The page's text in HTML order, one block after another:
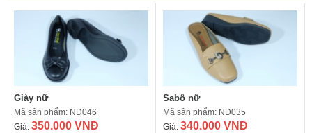
Giày nữ
Mã sản phẩm: ND046
Giá: 350.000 VNĐ
Sabô nữ
Mã sản phẩm: ND035
Giá: 340.000 VNĐ